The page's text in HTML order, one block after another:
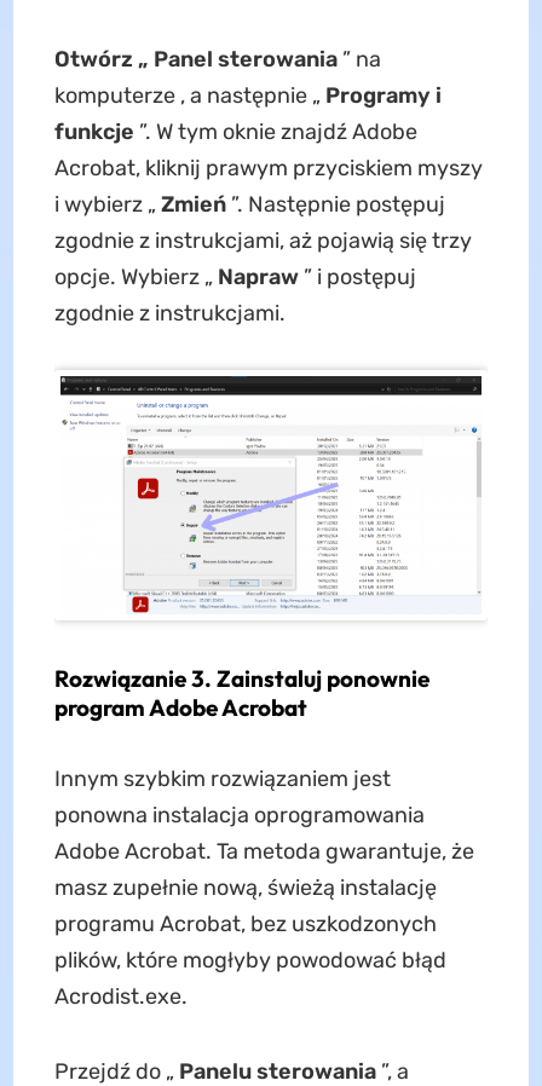
Otwórz „ Panel sterowania” na
komputerze , a następnie „ Programy i
funkcje ”. W tym oknie znajdź Adobe
Acrobat, kliknij prawym przyciskiem myszy
i wybierz „ Zmień”. Następnie postępuj
zgodnie z instrukcjami, aż pojawią się trzy
opcje. Wybierz „ Napraw” i postępuj
zgodnie z instrukcjami.
Rozwiązanie 3. Zainstaluj ponownie
program Adobe Acrobat
Innym szybkim rozwiązaniem jest
ponowna instalacja oprogramowania
Adobe Acrobat. Ta metoda gwarantuje, że
masz zupełnie nową, świeżą instalację
programu Acrobat, bez uszkodzonych
plików, które mogłyby powodować błąd
Acrodist.exe.
Przejdź do „ Panelu sterowania”, a